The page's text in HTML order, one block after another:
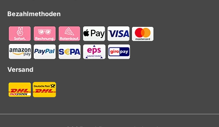
Bezahlmethoden
Versand